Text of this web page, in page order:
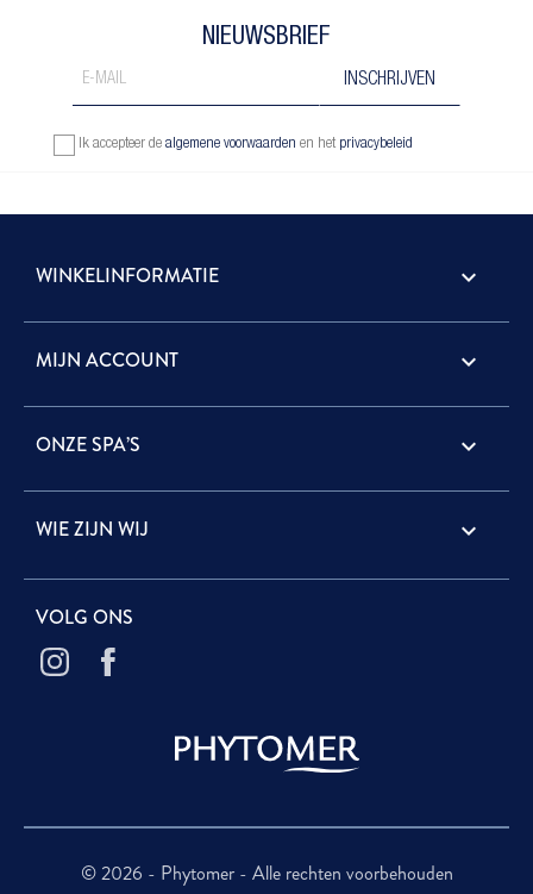
NIEUWSBRIEF
Ik accepteer de algemene voorwaarden en het privacybeleid
WINKELINFORMATIE keyboard_arrow_down
MIJN ACCOUNT 
ONZE SPA’S 
WIE ZIJN WIJ 
VOLG ONS
© 2026 - Phytomer - Alle rechten voorbehouden